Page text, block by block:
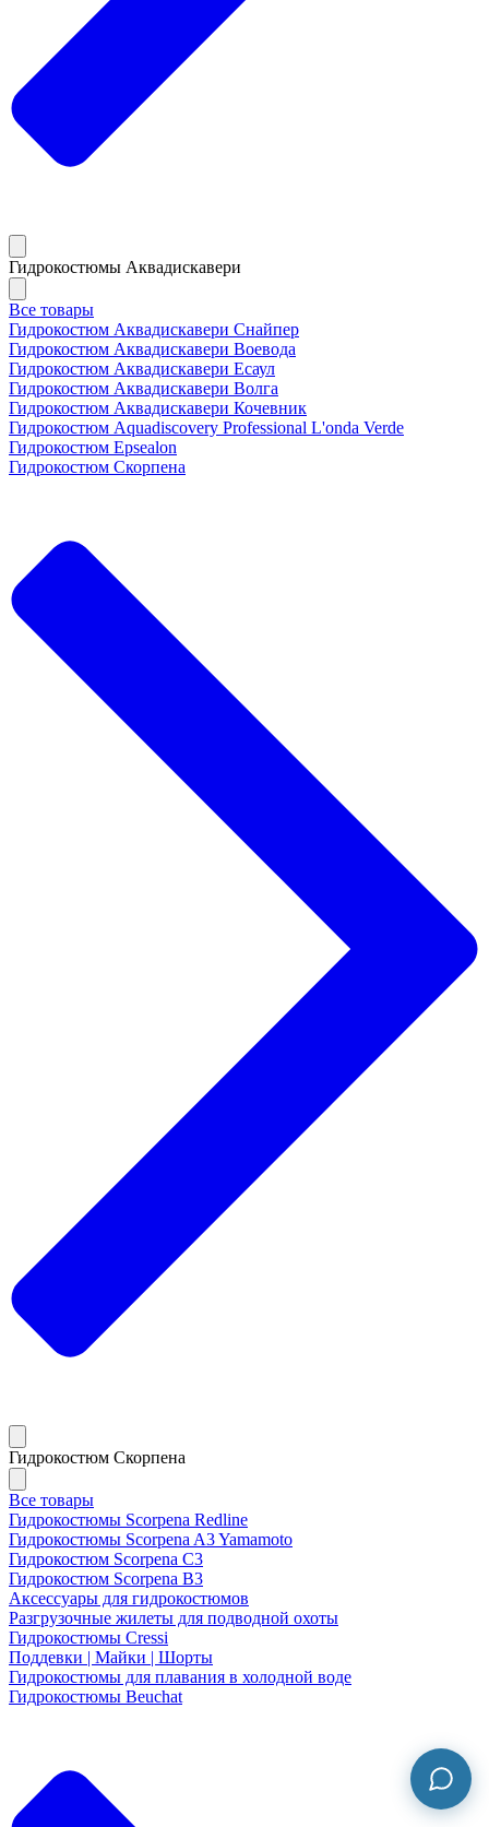
Гидрокостюмы Аквадискавери
Все товары
Гидрокостюм Аквадискавери Снайпер
Гидрокостюм Аквадискавери Воевода
Гидрокостюм Аквадискавери Есаул
Гидрокостюм Аквадискавери Волга
Гидрокостюм Аквадискавери Кочевник
Гидрокостюм Aquadiscovery Professional L'onda Verde
Гидрокостюм Epsealon
Гидрокостюм Скорпена
Гидрокостюм Скорпена
Все товары
Гидрокостюмы Scorpena Redline
Гидрокостюмы Scorpena A3 Yamamoto
Гидрокостюм Scorpena C3
Гидрокостюм Scorpena B3
Аксессуары для гидрокостюмов
Разгрузочные жилеты для подводной охоты
Гидрокостюмы Cressi
Поддевки | Майки | Шорты
Гидрокостюмы для плавания в холодной воде
Гидрокостюмы Beuchat